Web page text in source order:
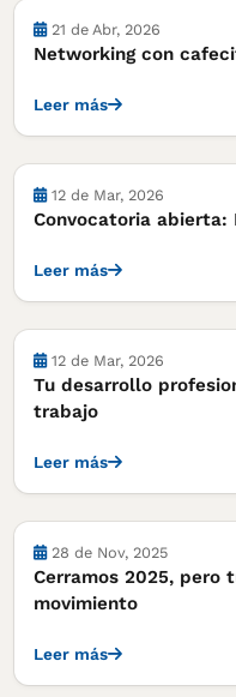
21 de Abr, 2026
Networking con
Leer más
12 de Mar, 2026
Convocatoria abierta:
Leer más
12 de Mar, 2026
Tu desarrollo
trabajo
Leer más
28 de Nov, 2025
Cerramos 2025, pero
movimiento
Leer más